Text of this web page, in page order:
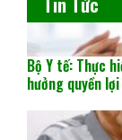
Bộ Y tế: Thực
hưởng quyền